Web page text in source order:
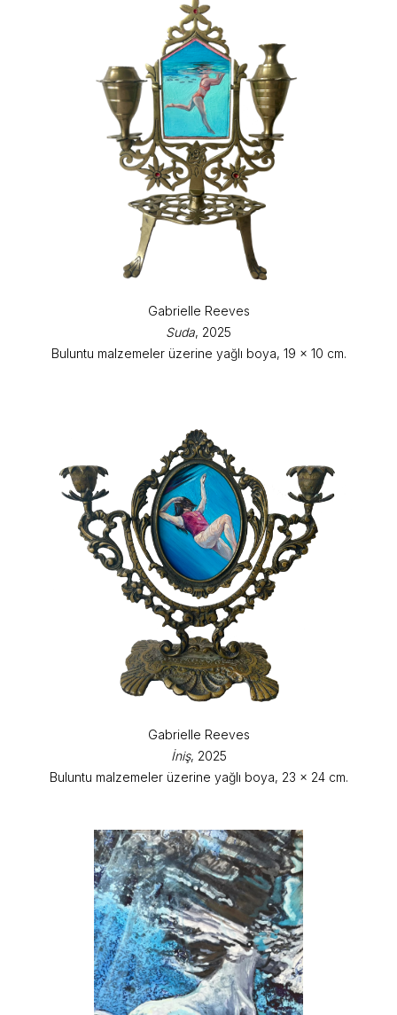
Gabrielle Reeves
Suda, 2025
Buluntu malzemeler üzerine yağlı boya, 19 x 10 cm.
Gabrielle Reeves
İniş, 2025
Buluntu malzemeler üzerine yağlı boya, 23 x 24 cm.